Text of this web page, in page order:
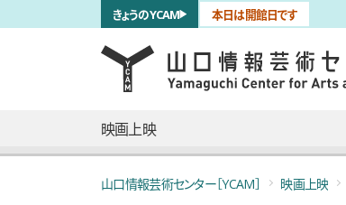
skip to main content 本日は開館日です
きょうのYCAM
言語を切り替える
メインナビゲーション
映画上映
山口情報芸術センター［YCAM］ 映画上映